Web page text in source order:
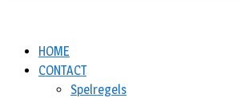
HOME
CONTACT
Spelregels